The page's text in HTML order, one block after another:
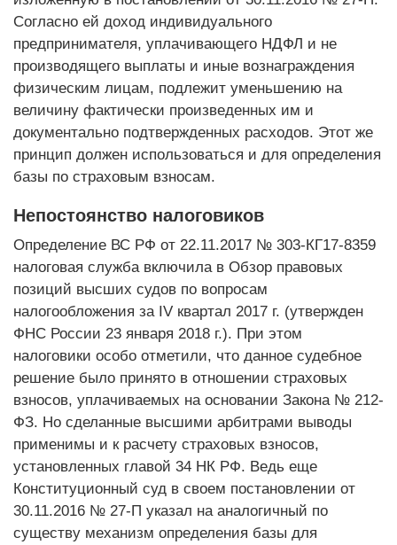
Согласно ей доход индивидуального
предпринимателя, уплачивающего НДФЛ и не
производящего выплаты и иные вознаграждения
физическим лицам, подлежит уменьшению на
величину фактически произведенных им и
документально подтвержденных расходов. Этот же
принцип должен использоваться и для определения
базы по страховым взносам.
Непостоянство налоговиков
Определение ВС РФ от 22.11.2017 № 303-КГ17-8359
налоговая служба включила в Обзор правовых
позиций высших судов по вопросам
налогообложения за IV квартал 2017 г. (утвержден
ФНС России 23 января 2018 г.). При этом
налоговики особо отметили, что данное судебное
решение было принято в отношении страховых
взносов, уплачиваемых на основании Закона № 212-
ФЗ. Но сделанные высшими арбитрами выводы
применимы и к расчету страховых взносов,
установленных главой 34 НК РФ. Ведь еще
Конституционный суд в своем постановлении от
30.11.2016 № 27-П указал на аналогичный по
существу механизм определения базы для